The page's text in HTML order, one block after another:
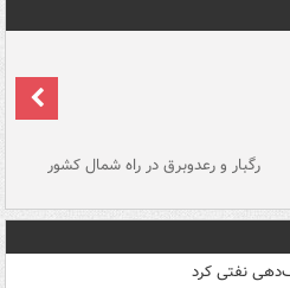
رگبار و رعدوبرق در راه شمال کشور
نفتی کرد